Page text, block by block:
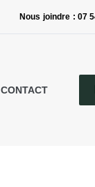
Nous joindre : 07
CONTACT